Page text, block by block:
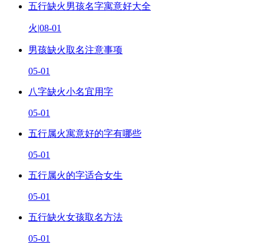
五行缺火男孩名字寓意好大全
火|08-01
男孩缺火取名注意事项
05-01
八字缺火小名宜用字
05-01
五行属火寓意好的字有哪些
05-01
五行属火的字适合女生
05-01
五行缺火女孩取名方法
05-01